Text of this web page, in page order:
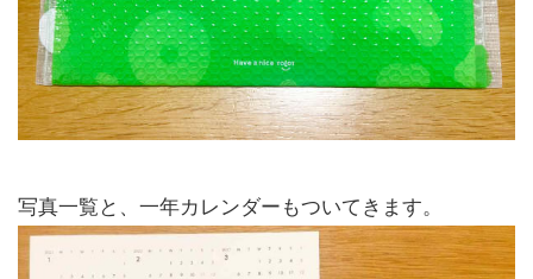
写真一覧と、一年カレンダーもついてきます。